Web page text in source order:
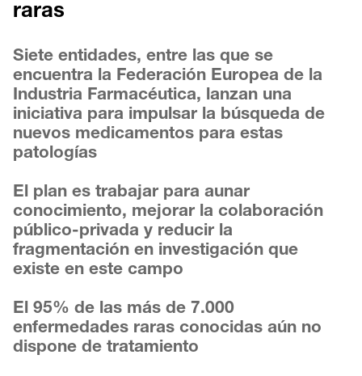
raras
Siete entidades, entre las que se
encuentra la Federación Europea de la
Industria Farmacéutica, lanzan una
iniciativa para impulsar la búsqueda de
nuevos medicamentos para estas
patologías
El plan es trabajar para aunar
conocimiento, mejorar la colaboración
público-privada y reducir la
fragmentación en investigación que
existe en este campo
El 95% de las más de 7.000
enfermedades raras conocidas aún no
dispone de tratamiento